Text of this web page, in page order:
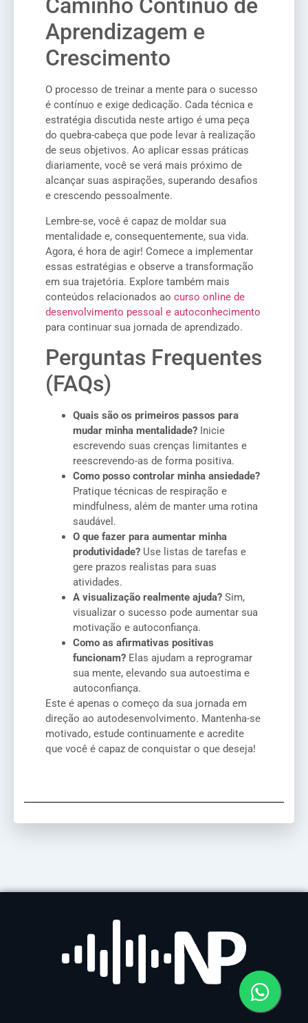
Caminho Contínuo de
Aprendizagem e
Crescimento
O processo de treinar a mente para o sucesso
é contínuo e exige dedicação. Cada técnica e
estratégia discutida neste artigo é uma peça
do quebra-cabeça que pode levar à realização
de seus objetivos. Ao aplicar essas práticas
diariamente, você se verá mais próximo de
alcançar suas aspirações, superando desafios
e crescendo pessoalmente.
Lembre-se, você é capaz de moldar sua
mentalidade e, consequentemente, sua vida.
Agora, é hora de agir! Comece a implementar
essas estratégias e observe a transformação
em sua trajetória. Explore também mais
conteúdos relacionados ao curso online de
desenvolvimento pessoal e autoconhecimento
para continuar sua jornada de aprendizado.
Perguntas Frequentes
(FAQs)
Quais são os primeiros passos para
mudar minha mentalidade? Inicie
escrevendo suas crenças limitantes e
reescrevendo-as de forma positiva.
Como posso controlar minha ansiedade?
Pratique técnicas de respiração e
mindfulness, além de manter uma rotina
saudável.
O que fazer para aumentar minha
produtividade? Use listas de tarefas e
gere prazos realistas para suas
atividades.
A visualização realmente ajuda? Sim,
visualizar o sucesso pode aumentar sua
motivação e autoconfiança.
Como as afirmativas positivas
funcionam? Elas ajudam a reprogramar
sua mente, elevando sua autoestima e
autoconfiança.
Este é apenas o começo da sua jornada em
direção ao autodesenvolvimento. Mantenha-se
motivado, estude continuamente e acredite
que você é capaz de conquistar o que deseja!